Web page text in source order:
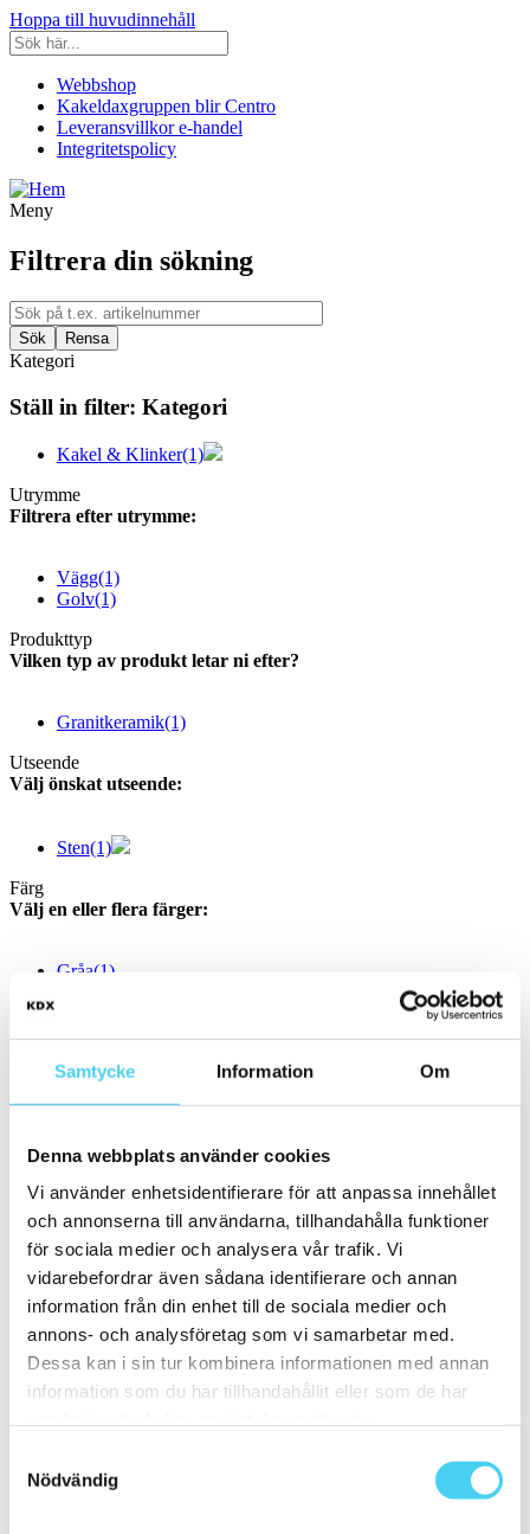
Samtycke Information Om
Denna webbplats använder cookies
Vi använder enhetsidentifierare för att anpassa innehållet
och annonserna till användarna, tillhandahålla funktioner
för sociala medier och analysera vår trafik. Vi
vidarebefordrar även sådana identifierare och annan
information från din enhet till de sociala medier och
annons- och analysföretag som vi samarbetar med.
Dessa kan i sin tur kombinera informationen med annan
information som du har tillhandahållit eller som de har
Nödvändig
Hoppa till huvudinnehåll
Webbshop
Kakeldaxgruppen blir Centro
Leveransvillkor e-handel
Integritetspolicy
Meny
Filtrera din sökning
Kategori
Ställ in filter: Kategori
Kakel & Klinker(1)
Utrymme
Filtrera efter utrymme:
Vägg(1)
Golv(1)
Produkttyp
Vilken typ av produkt letar ni efter?
Granitkeramik(1)
Utseende
Välj önskat utseende:
Sten(1)
Färg
Välj en eller flera färger:
Gråa(1)
Form
Filtrera efter storlek:
Små (5 - 20 cm)(20)
ca 10x(6)
ca 10x10 cm(6)
10x10 cm(6)
ca 15x(13)
ca 15x15 cm
15x15 cm(13)
ca 20x(1)
ca 20x20 cm(1)
Mellan (25 - 50 cm)(11)